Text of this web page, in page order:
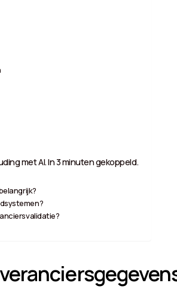
met AI. In 3 minuten gekoppeld.